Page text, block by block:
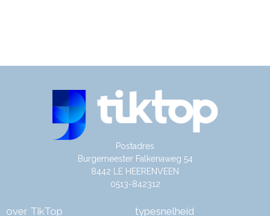
Postadres
Burgemeester Falkenaweg 54
8442 LE HEERENVEEN
0513-842312
over TikTop typesnelheid